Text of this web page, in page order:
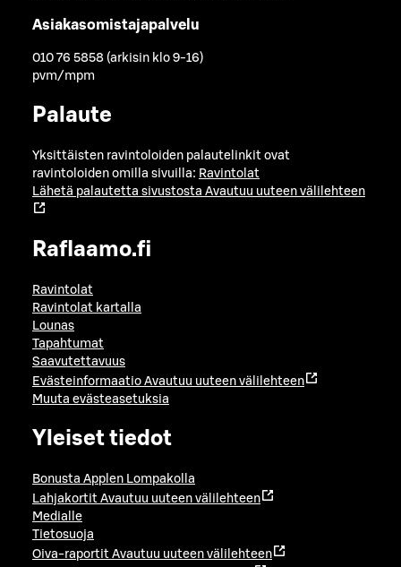
Asiakasomistajapalvelu
010 76 5858 (arkisin klo 9-16)
pvm/mpm
Palaute
Yksittäisten ravintoloiden palautelinkit ovat
ravintoloiden omilla sivuilla: Ravintolat
Lähetä palautetta sivustosta Avautuu uuteen välilehteen
Raflaamo.fi
Ravintolat
Ravintolat kartalla
Lounas
Tapahtumat
Saavutettavuus
Evästeinformaatio Avautuu uuteen välilehteen
Muuta evästeasetuksia
Yleiset tiedot
Bonusta Applen Lompakolla
Lahjakortit Avautuu uuteen välilehteen
Medialle
Tietosuoja
Oiva-raportit Avautuu uuteen välilehteen